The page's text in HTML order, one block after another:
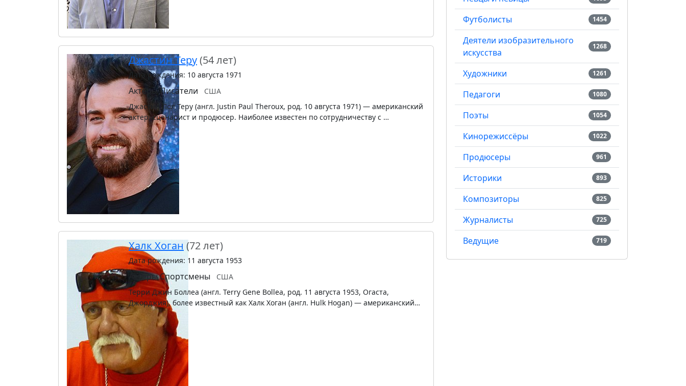
Джастин Теру(54 лет)
Дата рождения: 10 августа 1971
АктёрыПисатели
США
Джастин Пол Теру (англ. Justin Paul Theroux, род. 10 августа 1971) — американский
актер, сценарист и продюсер. Наиболее известен по сотрудничеству с …
Халк Хоган (72 лет)
Дата рождения: 11 августа 1953
АктёрыСпортсмены
США
Терри Джин Боллеа (англ. Terry Gene Bollea, род. 11 августа 1953, Огаста,
Джорджия), более известный как Халк Хоган (англ. Hulk Hogan) — американский…
Футболисты 1454
Деятели изобразительного
искусства
1268
Художники 1261
Педагоги 1080
Поэты 1054
Кинорежиссёры 1022
Продюсеры 961
Историки 893
Композиторы 825
Журналисты 725
Ведущие 719